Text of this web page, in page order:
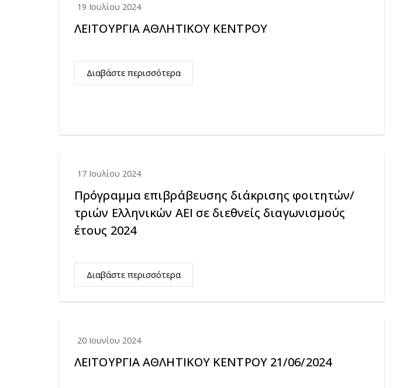
19 Ιουλίου 2024
ΛΕΙΤΟΥΡΓΙΑ ΑΘΛΗΤΙΚΟΥ ΚΕΝΤΡΟΥ
Διαβάστε περισσότερα
17 Ιουλίου 2024
Πρόγραμμα επιβράβευσης διάκρισης φοιτητών/
τριών Ελληνικών ΑΕΙ σε διεθνείς διαγωνισμούς
έτους 2024
Διαβάστε περισσότερα
20 Ιουνίου 2024
ΛΕΙΤΟΥΡΓΙΑ ΑΘΛΗΤΙΚΟΥ ΚΕΝΤΡΟΥ 21/06/2024